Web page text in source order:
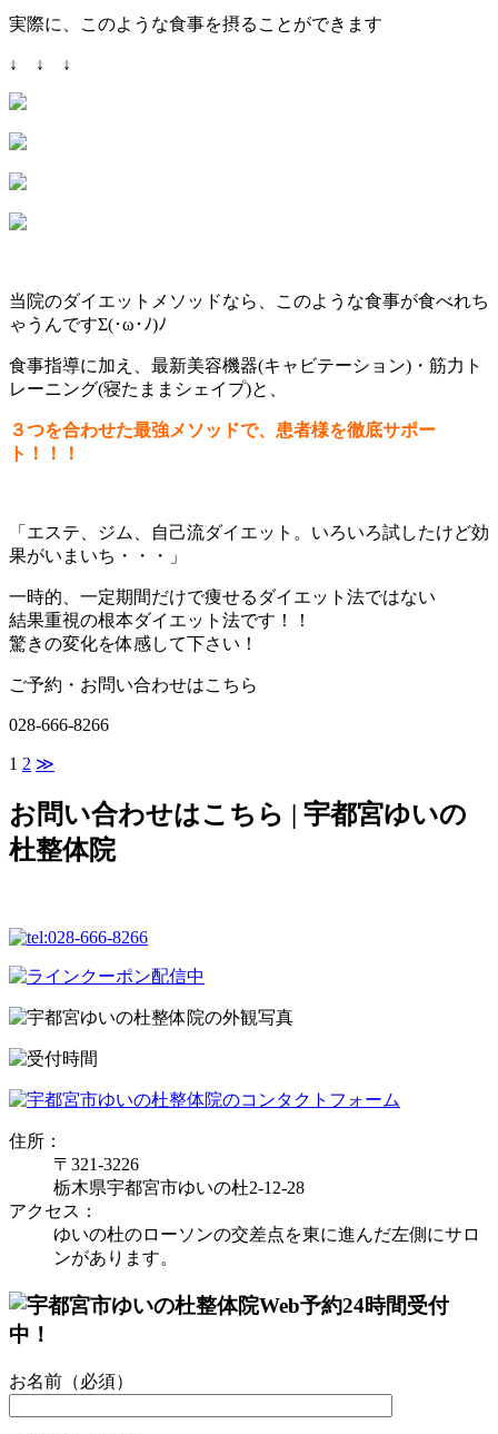
実際に、このような食事を摂ることができます
↓ ↓ ↓
当院のダイエットメソッドなら、このような食事が食べれち
ゃうんですΣ(･ω･ﾉ)ﾉ
食事指導に加え、最新美容機器(キャビテーション)・筋力ト
レーニング(寝たままシェイプ)と、
３つを合わせた最強メソッドで、患者様を徹底サポー
ト！！！
「エステ、ジム、自己流ダイエット。いろいろ試したけど効
果がいまいち・・・」
一時的、一定期間だけで痩せるダイエット法ではない
結果重視の根本ダイエット法です！！
驚きの変化を体感して下さい！
ご予約・お問い合わせはこちら
028-666-8266
1 2 ≫
お問い合わせはこちら | 宇都宮ゆいの
杜整体院
住所：
〒321-3226
栃木県宇都宮市ゆいの杜2-12-28
アクセス：
ゆいの杜のローソンの交差点を東に進んだ左側にサロ
ンがあります。
お名前（必須）